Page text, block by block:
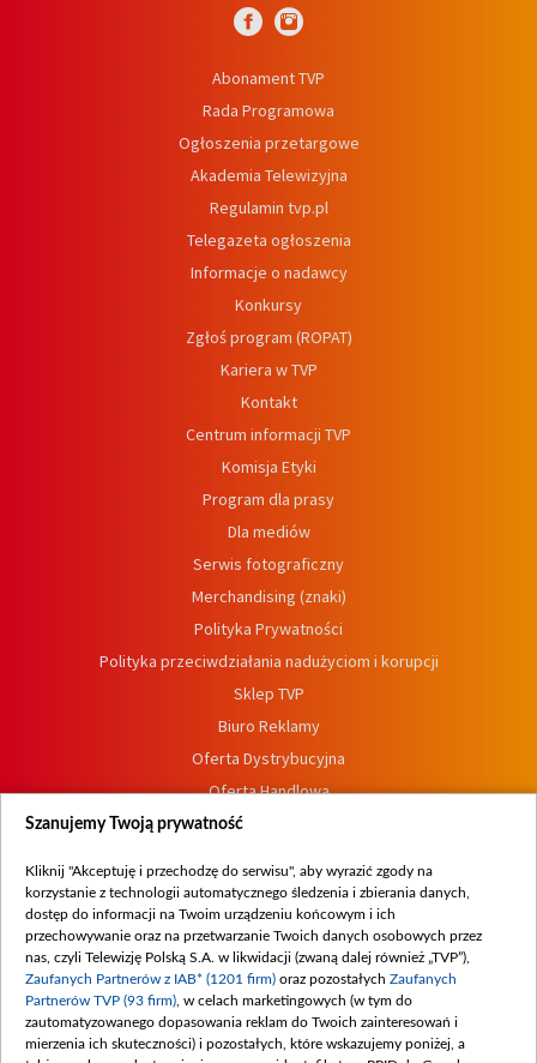
Abonament TVP
Rada Programowa
Ogłoszenia przetargowe
Akademia Telewizyjna
Regulamin tvp.pl
Telegazeta ogłoszenia
Informacje o nadawcy
Konkursy
Zgłoś program (ROPAT)
Kariera w TVP
Kontakt
Centrum informacji TVP
Komisja Etyki
Program dla prasy
Dla mediów
Serwis fotograficzny
Merchandising (znaki)
Polityka Prywatności
Polityka przeciwdziałania nadużyciom i korupcji
Sklep TVP
Biuro Reklamy
Oferta Dystrybucyjna
Oferta Handlowa
Dostępność
Procedura zgłoszeń wewnętrznych
Szanujemy Twoją prywatność
Kliknij "Akceptuję i przechodzę do serwisu", aby wyrazić zgody na
korzystanie z technologii automatycznego śledzenia i zbierania danych,
dostęp do informacji na Twoim urządzeniu końcowym i ich
przechowywanie oraz na przetwarzanie Twoich danych osobowych przez
nas, czyli Telewizję Polską S.A. w likwidacji (zwaną dalej również „TVP”),
Zaufanych Partnerów z IAB* (1201 firm) oraz pozostałych Zaufanych
Partnerów TVP (93 firm) , w celach marketingowych (w tym do
zautomatyzowanego dopasowania reklam do Twoich zainteresowań i
mierzenia ich skuteczności) i pozostałych, które wskazujemy poniżej, a